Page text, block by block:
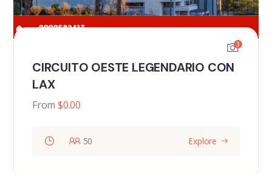
3
CIRCUITO OESTE LEGENDARIO CON
LAX
From $0.00
50 Explore